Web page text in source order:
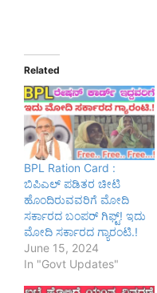
Related
BPL Ration Card :
ಬಿಪಿಎಲ್ ಪಡಿತರ ಚೀಟಿ
ಹೊಂದಿರುವವರಿಗೆ ಮೋದಿ
ಸರ್ಕಾರದ ಬಂಪರ್ ಗಿಫ್ಟ್! ಇದು
ಮೋದಿ ಸರ್ಕಾರದ ಗ್ಯಾರಂಟಿ.!
June 15, 2024
In "Govt Updates"